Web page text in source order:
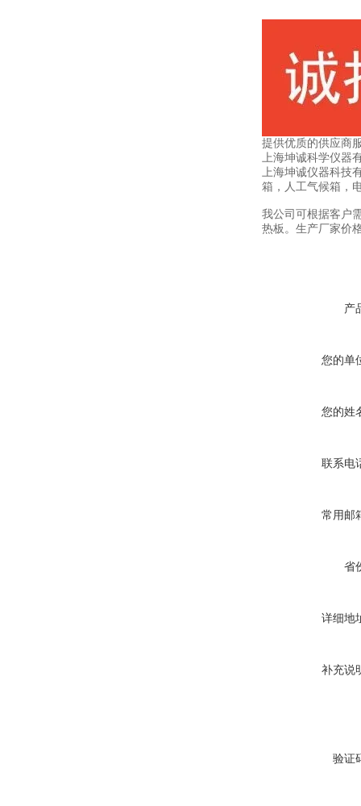
提供优质的供应商
上海坤诚科学仪器
上海坤诚仪器科技
箱，人工气候箱，
我公司可根据客户
热板。生产厂家价
产
您的单
您的姓
联系电
常用邮
省
详细地
补充说
验证